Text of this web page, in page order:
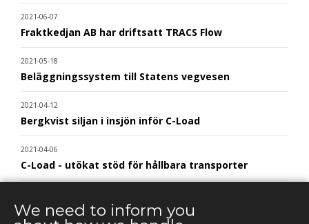
2021-06-07
Fraktkedjan AB har driftsatt TRACS Flow
2021-05-18
Beläggningssystem till Statens vegvesen
2021-04-12
Bergkvist siljan i insjön inför C-Load
2021-04-06
C-Load - utökat stöd för hållbara transporter
TRACS Flow i drift hos Söderhamns LBC
We need to inform you